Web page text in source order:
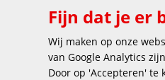
Fijn dat je er
Wij maken op onze
van Google Analytics
Door op 'Accepteren' te